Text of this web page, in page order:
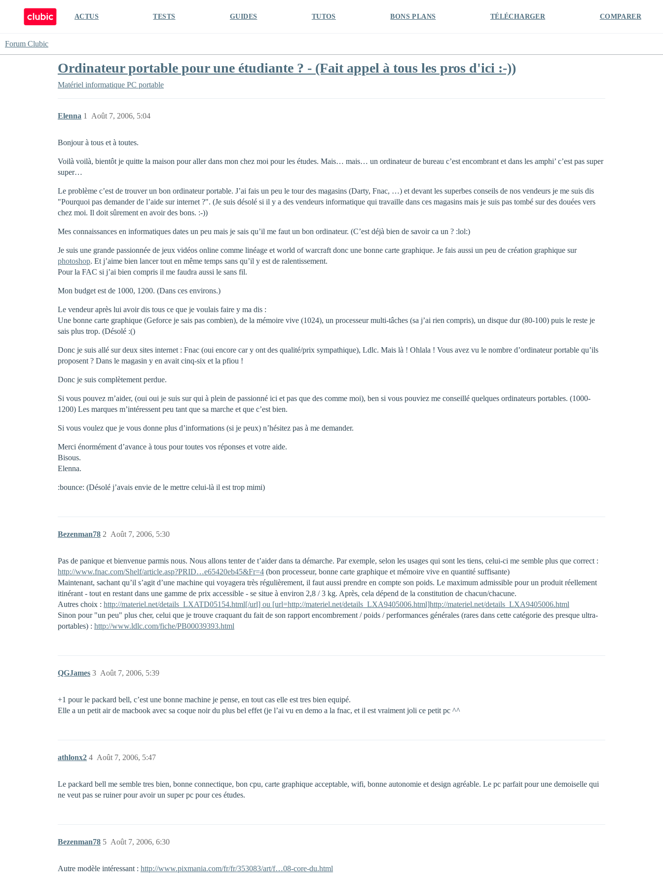
ACTUS TESTS GUIDES TUTOS BONS PLANS TÉLÉCHARGER COMPARER
Forum Clubic
Ordinateur portable pour une étudiante ? - (Fait appel à tous les pros d'ici :-))
Matériel informatique PC portable
Elenna Août 7, 2006, 5:04
1
Bonjour à tous et à toutes.
Voilà voilà, bientôt je quitte la maison pour aller dans mon chez moi pour les études. Mais… mais… un ordinateur de bureau c’est encombrant et dans les amphi’ c’est pas super
super…
Le problème c’est de trouver un bon ordinateur portable. J’ai fais un peu le tour des magasins (Darty, Fnac, …) et devant les superbes conseils de nos vendeurs je me suis dis
"Pourquoi pas demander de l’aide sur internet ?". (Je suis désolé si il y a des vendeurs informatique qui travaille dans ces magasins mais je suis pas tombé sur des douées vers
chez moi. Il doit sûrement en avoir des bons. :-))
Mes connaissances en informatiques dates un peu mais je sais qu’il me faut un bon ordinateur. (C’est déjà bien de savoir ca un ? :lol:)
Je suis une grande passionnée de jeux vidéos online comme linéage et world of warcraft donc une bonne carte graphique. Je fais aussi un peu de création graphique sur
photoshop. Et j’aime bien lancer tout en même temps sans qu’il y est de ralentissement.
Pour la FAC si j’ai bien compris il me faudra aussi le sans fil.
Mon budget est de 1000, 1200. (Dans ces environs.)
Le vendeur après lui avoir dis tous ce que je voulais faire y ma dis :
Une bonne carte graphique (Geforce je sais pas combien), de la mémoire vive (1024), un processeur multi-tâches (sa j’ai rien compris), un disque dur (80-100) puis le reste je
sais plus trop. (Désolé :()
Donc je suis allé sur deux sites internet : Fnac (oui encore car y ont des qualité/prix sympathique), Ldlc. Mais là ! Ohlala ! Vous avez vu le nombre d’ordinateur portable qu’ils
proposent ? Dans le magasin y en avait cinq-six et la pfiou !
Donc je suis complètement perdue.
Si vous pouvez m’aider, (oui oui je suis sur qui à plein de passionné ici et pas que des comme moi), ben si vous pouviez me conseillé quelques ordinateurs portables. (1000-
1200) Les marques m’intéressent peu tant que sa marche et que c’est bien.
Si vous voulez que je vous donne plus d’informations (si je peux) n’hésitez pas à me demander.
Merci énormément d’avance à tous pour toutes vos réponses et votre aide.
Bisous.
Elenna.
:bounce: (Désolé j’avais envie de le mettre celui-là il est trop mimi)
Bezenman78 Août 7, 2006, 5:30
2
Pas de panique et bienvenue parmis nous. Nous allons tenter de t’aider dans ta démarche. Par exemple, selon les usages qui sont les tiens, celui-ci me semble plus que correct :
http://www.fnac.com/Shelf/article.asp?PRID…e65420eb45&Fr=4 (bon processeur, bonne carte graphique et mémoire vive en quantité suffisante)
Maintenant, sachant qu’il s’agit d’une machine qui voyagera très régulièrement, il faut aussi prendre en compte son poids. Le maximum admissible pour un produit réellement
itinérant - tout en restant dans une gamme de prix accessible - se situe à environ 2,8 / 3 kg. Après, cela dépend de la constitution de chacun/chacune.
Autres choix : http://materiel.net/details_LXATD05154.html[/url] ou [url=http://materiel.net/details_LXA9405006.html]http://materiel.net/details_LXA9405006.html
Sinon pour "un peu" plus cher, celui que je trouve craquant du fait de son rapport encombrement / poids / performances générales (rares dans cette catégorie des presque ultra-
portables) : http://www.ldlc.com/fiche/PB00039393.html
QGJames Août 7, 2006, 5:39
3
+1 pour le packard bell, c’est une bonne machine je pense, en tout cas elle est tres bien equipé.
Elle a un petit air de macbook avec sa coque noir du plus bel effet (je l’ai vu en demo a la fnac, et il est vraiment joli ce petit pc ^^
athlonx2 Août 7, 2006, 5:47
4
Le packard bell me semble tres bien, bonne connectique, bon cpu, carte graphique acceptable, wifi, bonne autonomie et design agréable. Le pc parfait pour une demoiselle qui
ne veut pas se ruiner pour avoir un super pc pour ces études.
Bezenman78 Août 7, 2006, 6:30
5
Autre modèle intéressant : http://www.pixmania.com/fr/fr/353083/art/f…08-core-du.html